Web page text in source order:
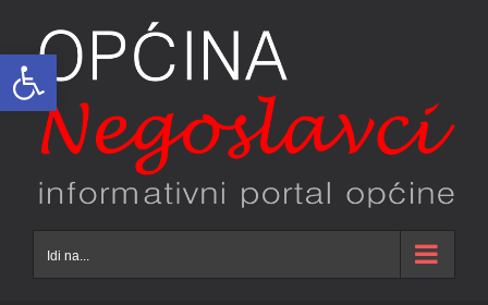
Open toolbar
content
Idi na...